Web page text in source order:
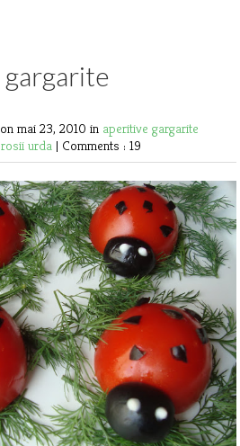
on mai 23, 2010 in aperitive gargarite
rosii urda | Comments : 19